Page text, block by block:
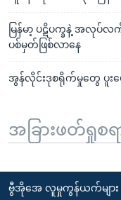
မြန်မာ့ ပဋိပက္ခနဲ့ အလု
ပစ်မှတ်ဖြစ်လာနေ
အွန်လိုင်းဒုစရိုက်မှုတွေ ပူးပ
အခြားဖတ်ရှုစရ
ဗွီအိုအေ လူမှုကွန်ယက်များ